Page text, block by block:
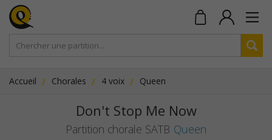
Accueil Chorales 4 voix Queen
Don't Stop Me Now
Partition chorale SATB Queen